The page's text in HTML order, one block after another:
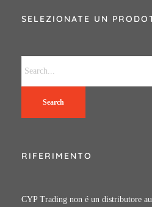
SELEZIONATE UN
Search
RIFERIMENTO
CYP Trading non é un distributore